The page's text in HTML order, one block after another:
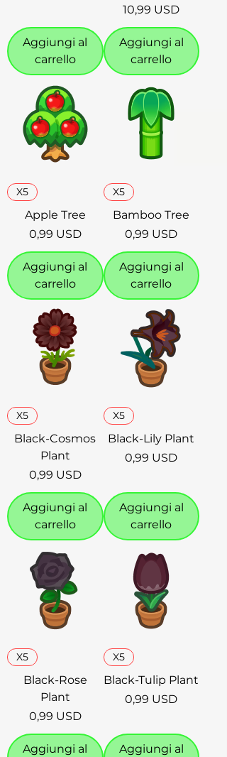
Aggiungi al
carrello
Prezzo
10,99 USD
Aggiungi al
carrello
X5
Apple Tree
Prezzo
0,99 USD
Aggiungi al
carrello
X5
Bamboo Tree
Prezzo
0,99 USD
Aggiungi al
carrello
X5
Black-Cosmos
Plant
Prezzo
0,99 USD
Aggiungi al
carrello
X5
Black-Lily Plant
Prezzo
0,99 USD
Aggiungi al
carrello
X5
Black-Rose
Plant
Prezzo
0,99 USD
Aggiungi al
X5
Black-Tulip Plant
Prezzo
0,99 USD
Aggiungi al